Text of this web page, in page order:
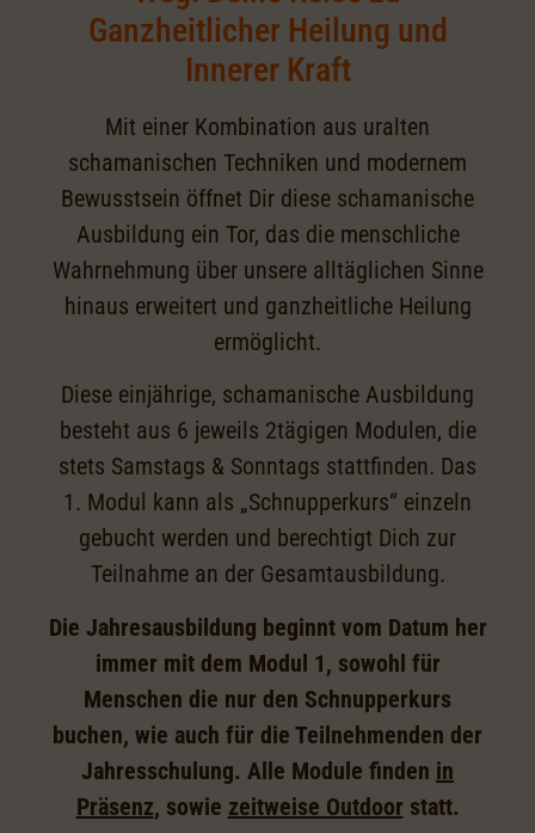
Ganzheitlicher Heilung und
Innerer Kraft
Mit einer Kombination aus uralten
schamanischen Techniken und modernem
Bewusstsein öffnet Dir diese schamanische
Ausbildung ein Tor, das die menschliche
Wahrnehmung über unsere alltäglichen Sinne
hinaus erweitert und ganzheitliche Heilung
ermöglicht.
Diese einjährige, schamanische Ausbildung
besteht aus 6 jeweils 2tägigen Modulen, die
stets Samstags & Sonntags stattfinden. Das
1. Modul kann als „Schnupperkurs“ einzeln
gebucht werden und berechtigt Dich zur
Teilnahme an der Gesamtausbildung.
Die Jahresausbildung beginnt vom Datum her
immer mit dem Modul 1, sowohl für
Menschen die nur den Schnupperkurs
buchen, wie auch für die Teilnehmenden der
Jahresschulung. Alle Module finden in
Präsenz, sowie zeitweise Outdoor statt.